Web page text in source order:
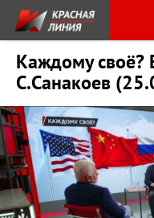
Каждому своё?
С.Санакоев